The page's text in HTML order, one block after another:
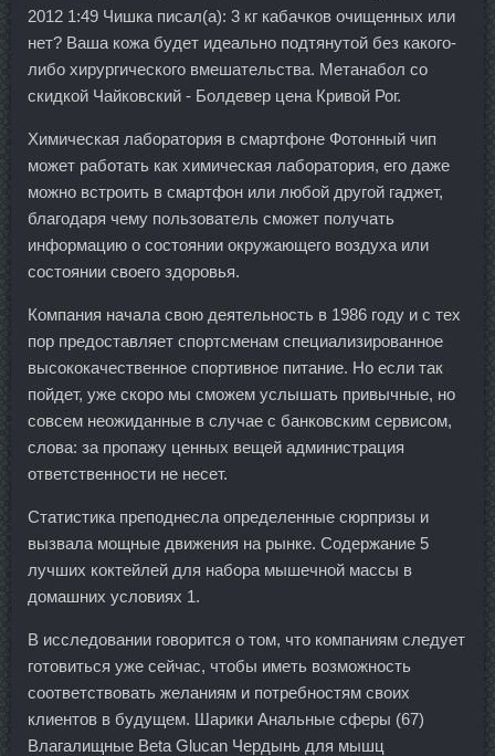
2012 1:49 Чишка писал(а): 3 кг кабачков очищенных или
нет? Ваша кожа будет идеально подтянутой без какого-
либо хирургического вмешательства. Метанабол со
скидкой Чайковский - Болдевер цена Кривой Рог.
Химическая лаборатория в смартфоне Фотонный чип
может работать как химическая лаборатория, его даже
можно встроить в смартфон или любой другой гаджет,
благодаря чему пользователь сможет получать
информацию о состоянии окружающего воздуха или
состоянии своего здоровья.
Компания начала свою деятельность в 1986 году и с тех
пор предоставляет спортсменам специализированное
высококачественное спортивное питание. Но если так
пойдет, уже скоро мы сможем услышать привычные, но
совсем неожиданные в случае с банковским сервисом,
слова: за пропажу ценных вещей администрация
ответственности не несет.
Статистика преподнесла определенные сюрпризы и
вызвала мощные движения на рынке. Содержание 5
лучших коктейлей для набора мышечной массы в
домашних условиях 1.
В исследовании говорится о том, что компаниям следует
готовиться уже сейчас, чтобы иметь возможность
соответствовать желаниям и потребностям своих
клиентов в будущем. Шарики Анальные сферы (67)
Влагалищные Beta Glucan Чердынь для мышц